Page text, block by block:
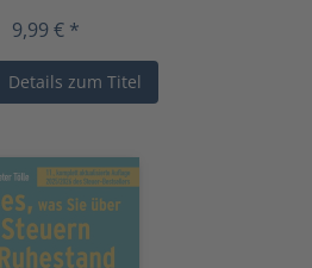
9,99 € *
Details zum Titel